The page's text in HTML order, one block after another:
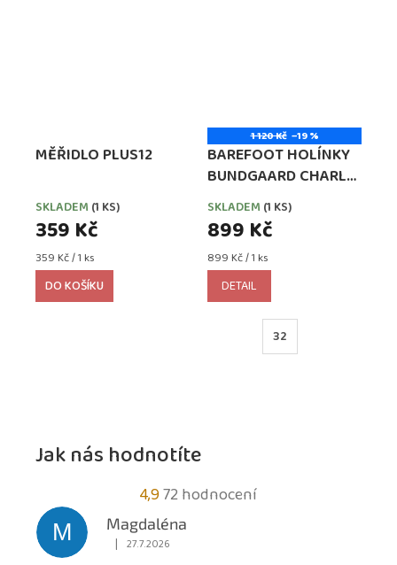
MĚŘIDLO PLUS12
SKLADEM (1 KS)
359 Kč
Měrná
cena:
359 Kč / 1 ks
DO KOŠÍKU
1 120 Kč –19 %
BAREFOOT HOLÍNKY
BUNDGAARD CHARLY
HIGH CLASSIC NAVY
SKLADEM (1 KS)
899 Kč
Měrná
cena:
899 Kč / 1 ks
DETAIL
32
Jak nás hodnotíte
4,9Průměrné
hodnocení
obchodu
72 hodnocení
M
Magdaléna
Hodnocení obchodu je 5 z 5 hvězdiček.
| 27.7.2026